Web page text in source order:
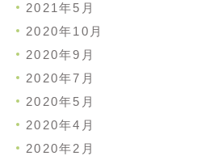
2021年5月
2020年10月
2020年9月
2020年7月
2020年5月
2020年4月
2020年2月